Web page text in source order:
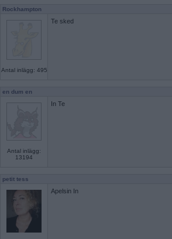
Rockhampton
Antal inlägg: 495
Te sked
en dum en
Antal inlägg:
13194
In Te
petit tess
Apelsin In